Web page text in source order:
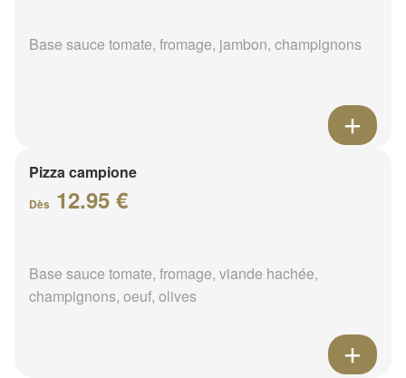
Base sauce tomate, fromage, jambon, champignons
Pizza campione
Dès 12.95 €
Base sauce tomate, fromage, viande hachée,
champignons, oeuf, olives